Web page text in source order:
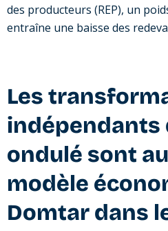
des producteurs (REP), un
entraîne une baisse des
Les
indépendants
ondulé sont
modèle
Domtar dans